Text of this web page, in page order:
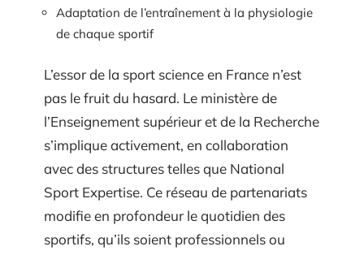
Adaptation de l’entraînement à la physiologie
de chaque sportif
L’essor de la sport science en France n’est
pas le fruit du hasard. Le ministère de
l’Enseignement supérieur et de la Recherche
s’implique activement, en collaboration
avec des structures telles que National
Sport Expertise. Ce réseau de partenariats
modifie en profondeur le quotidien des
sportifs, qu’ils soient professionnels ou